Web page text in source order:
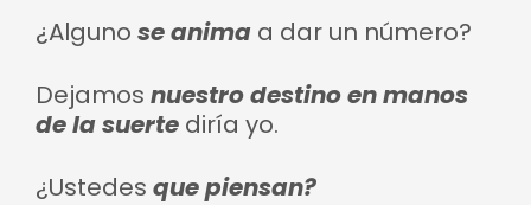
¿Alguno se anima a dar un número?
Dejamos nuestro destino en manos
de la suerte diría yo.
¿Ustedes que piensan?